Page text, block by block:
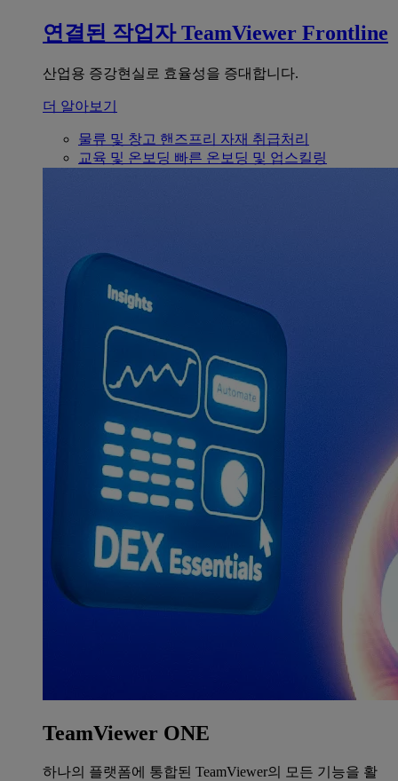
연결된 작업자 TeamViewer Frontline
산업용 증강현실로 효율성을 증대합니다.
더 알아보기
물류 및 창고 핸즈프리 자재 취급처리
교육 및 온보딩 빠른 온보딩 및 업스킬링
TeamViewer ONE
하나의 플랫폼에 통합된 TeamViewer의 모든 기능을 활